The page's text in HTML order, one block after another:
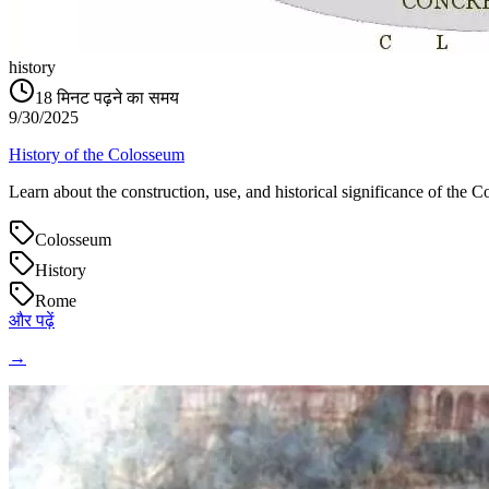
history
18 मिनट पढ़ने का समय
9/30/2025
History of the Colosseum
Learn about the construction, use, and historical significance of the
Colosseum
History
Rome
और पढ़ें
→